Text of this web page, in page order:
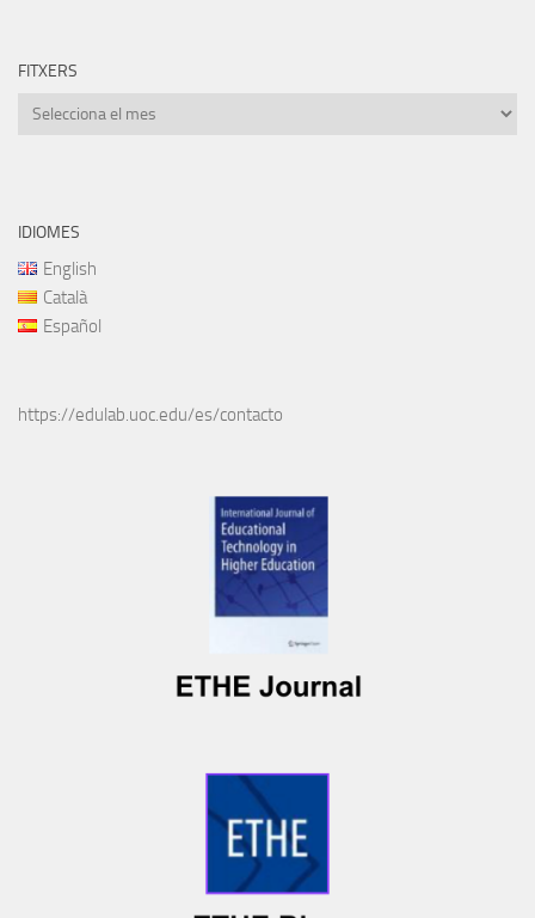
FITXERS
Fitxers
IDIOMES
English
Català
Español
https://edulab.uoc.edu/es/contacto